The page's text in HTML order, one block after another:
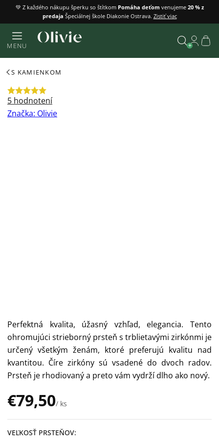
Prejsť
obsah
💚 Z každého nákupu šperku so štítkom Pomáha deťom venujeme 20 % z
predaja Špeciálnej škole Diakonie Ostrava. Zistiť viac
MENU
S KAMIENKOM
Priemerné
hodnotenie
5 hodnotení
Značka: Olivie
€79,50/ ks
Jednotková
cena:
VEĽKOSŤ PRSTEŇOV
Perfektná kvalita, úžasný vzhľad, elegancia. Tento
ohromujúci strieborný prsteň s trblietavými zirkónmi je
určený všetkým ženám, ktoré preferujú kvalitu nad
kvantitou. Číre zirkóny sú vsadené do dvoch radov.
Prsteň je rhodiovaný a preto vám vydrží dlho ako nový.